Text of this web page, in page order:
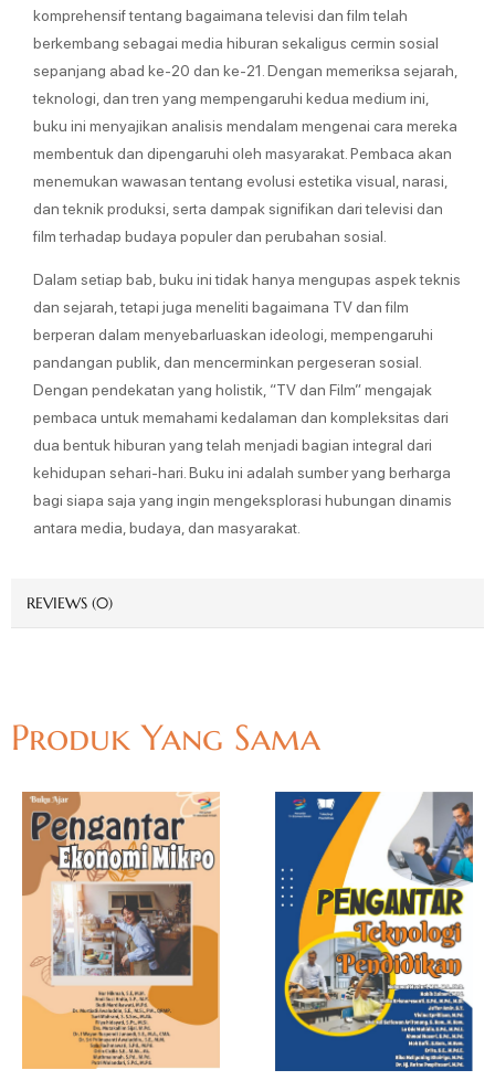
komprehensif tentang bagaimana televisi dan film telah
berkembang sebagai media hiburan sekaligus cermin sosial
sepanjang abad ke-20 dan ke-21. Dengan memeriksa sejarah,
teknologi, dan tren yang mempengaruhi kedua medium ini,
buku ini menyajikan analisis mendalam mengenai cara mereka
membentuk dan dipengaruhi oleh masyarakat. Pembaca akan
menemukan wawasan tentang evolusi estetika visual, narasi,
dan teknik produksi, serta dampak signifikan dari televisi dan
film terhadap budaya populer dan perubahan sosial.
Dalam setiap bab, buku ini tidak hanya mengupas aspek teknis
dan sejarah, tetapi juga meneliti bagaimana TV dan film
berperan dalam menyebarluaskan ideologi, mempengaruhi
pandangan publik, dan mencerminkan pergeseran sosial.
Dengan pendekatan yang holistik, “TV dan Film” mengajak
pembaca untuk memahami kedalaman dan kompleksitas dari
dua bentuk hiburan yang telah menjadi bagian integral dari
kehidupan sehari-hari. Buku ini adalah sumber yang berharga
bagi siapa saja yang ingin mengeksplorasi hubungan dinamis
antara media, budaya, dan masyarakat.
REVIEWS (0)
Produk Yang Sama